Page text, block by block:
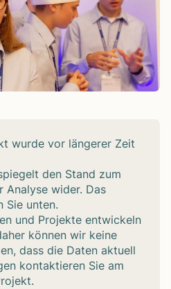
wurde vor län­ge­rer Zeit
den Stand zum
Ana­lyse wider. Das
Sie unten.
und Pro­jekte ent­wi­ckeln
kön­nen wir keine
dass die Daten aktu­ell
kon­tak­tie­ren Sie am